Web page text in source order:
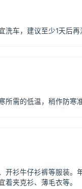
洗车，建议至少1天后再
所需的低温，稍作防寒
开衫牛仔衫裤等服装。
着夹克衫、薄毛衣等。